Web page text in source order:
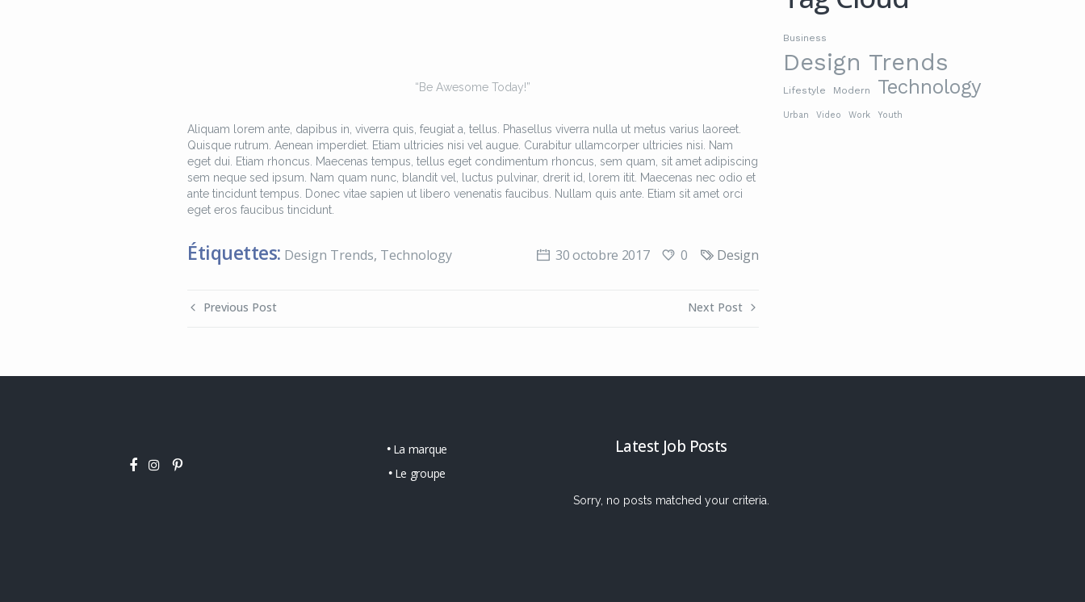
“Be Awesome Today!”
Aliquam lorem ante, dapibus in, viverra quis, feugiat a, tellus. Phasellus viverra nulla ut metus varius laoreet.
Quisque rutrum. Aenean imperdiet. Etiam ultricies nisi vel augue. Curabitur ullamcorper ultricies nisi. Nam
eget dui. Etiam rhoncus. Maecenas tempus, tellus eget condimentum rhoncus, sem quam, sit amet adipiscing
sem neque sed ipsum. Nam quam nunc, blandit vel, luctus pulvinar, drerit id, lorem itit. Maecenas nec odio et
ante tincidunt tempus. Donec vitae sapien ut libero venenatis faucibus. Nullam quis ante. Etiam sit amet orci
eget eros faucibus tincidunt.
Étiquettes: Design Trends, Technology 30 octobre 2017 0 Design
Previous Post Next Post
Business
Design Trends
Lifestyle Modern Technology
Urban Video Work Youth
La marque
Le groupe
Latest Job Posts
Sorry, no posts matched your criteria.